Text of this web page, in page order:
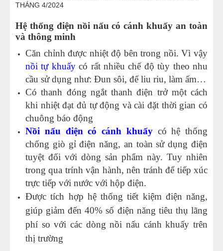
THÁNG 4/2024
Hệ thống điện nồi nấu có cánh khuấy an toàn
và thông minh
Căn chỉnh được nhiệt độ bên trong nồi. Vì vậy
nồi tự khuấycó rất nhiều chế độ tùy theo nhu
cầu sử dụng như: Đun sôi, để liu riu, làm ấm…
Có thanh đóng ngắt thanh điện trở một cách
khi nhiệt đạt đủ tự động và cài đặt thời gian có
chuông báo động
Nồi nấu điện có cánh khuấycó hệ thống
chống giò gỉ điện năng, an toàn sử dụng điện
tuyệt đối với dòng sản phẩm này. Tuy nhiên
trong qua trính vận hành, nên tránh để tiếp xúc
trực tiếp với nước với hộp điện.
Được tích hợp hệ thống tiết kiệm điện năng,
giúp giảm đến 40% số điện năng tiêu thụ lãng
phí so với các dòng nồi nấu cánh khuấy trên
thị trường